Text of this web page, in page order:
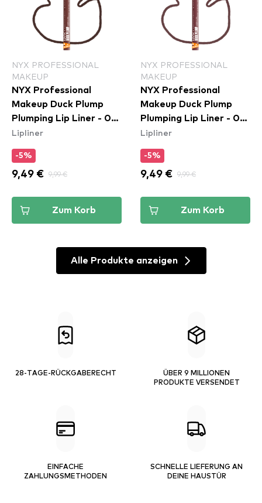
NYX PROFESSIONAL
MAKEUP
NYX Professional
Makeup Duck Plump
Plumping Lip Liner - 08
Dash Of Cocoa
Lipliner
-5%
9,49 € 9,99 €
Zum Korb
NYX PROFESSIONAL
MAKEUP
NYX Professional
Makeup Duck Plump
Plumping Lip Liner - 04
Fill Em' In
Lipliner
-5%
9,49 € 9,99 €
Zum Korb
Alle Produkte anzeigen
28-TAGE-RÜCKGABERECHT
ÜBER 9 MILLIONEN
PRODUKTE VERSENDET
EINFACHE
ZAHLUNGSMETHODEN
SCHNELLE LIEFERUNG AN
DEINE HAUSTÜR